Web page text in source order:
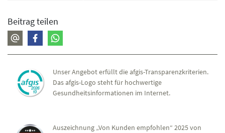
Beitrag teilen
Unser Angebot erfüllt die afgis-Transparenzkriterien.
Das afgis-Logo steht für hochwertige
Gesundheitsinformationen im Internet.
Auszeichnung „Von Kunden empfohlen“ 2025 von